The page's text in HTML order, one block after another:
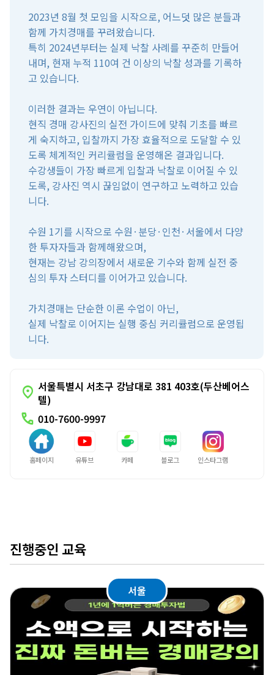
2023년 8월 첫 모임을 시작으로, 어느덧 많은 분들과
함께 가치경매를 꾸려왔습니다.
특히 2024년부터는 실제 낙찰 사례를 꾸준히 만들어
내며, 현재 누적 110여 건 이상의 낙찰 성과를 기록하
고 있습니다.
이러한 결과는 우연이 아닙니다.
현직 경매 강사진의 실전 가이드에 맞춰 기초를 빠르
게 숙지하고, 입찰까지 가장 효율적으로 도달할 수 있
도록 체계적인 커리큘럼을 운영해온 결과입니다.
수강생들이 가장 빠르게 입찰과 낙찰로 이어질 수 있
도록, 강사진 역시 끊임없이 연구하고 노력하고 있습
니다.
수원 1기를 시작으로 수원·분당·인천·서울에서 다양
한 투자자들과 함께해왔으며,
현재는 강남 강의장에서 새로운 기수와 함께 실전 중
심의 투자 스터디를 이어가고 있습니다.
가치경매는 단순한 이론 수업이 아닌,
실제 낙찰로 이어지는 실행 중심 커리큘럼으로 운영됩
니다.
location_on 서울특별시 서초구 강남대로 381 403호(두산베어스
텔)
call 010-7600-9997
홈페이지 유튜브 카페 블로그 인스타그램
진행중인 교육
서울